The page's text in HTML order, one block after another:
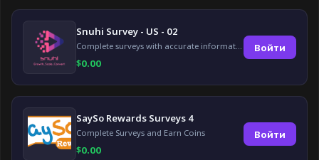
Snuhi Survey - US - 02
$0.00
Войти
SaySo Rewards Surveys 4
Complete Surveys and Earn Coins
$0.00
Войти